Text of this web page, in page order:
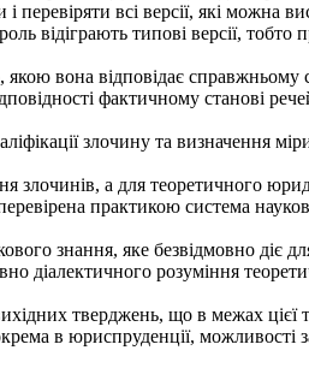
перевіряти всі версії, які можна
відіграють типові версії,
вона відповідає справжньому
фактичному станові
злочину та визначення
злочинів, а для теоретичного
практикою система
знання, яке безвідмовно діє
розуміння
тверджень, що в межах цієї
в юриспруденції, можливості